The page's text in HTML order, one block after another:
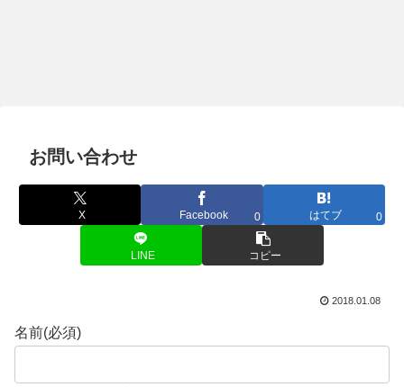
お問い合わせ
X Facebook 0 はてブ 0
LINE コピー
2018.01.08
名前(必須)